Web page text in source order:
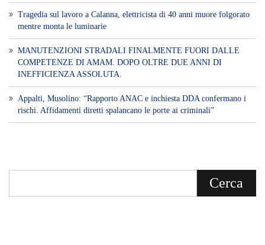
Tragedia sul lavoro a Calanna, elettricista di 40 anni muore folgorato
mentre monta le luminarie
MANUTENZIONI STRADALI FINALMENTE FUORI DALLE
COMPETENZE DI AMAM. DOPO OLTRE DUE ANNI DI
INEFFICIENZA ASSOLUTA.
​Appalti, Musolino: “Rapporto ANAC e inchiesta DDA confermano i
rischi. Affidamenti diretti spalancano le porte ai criminali”